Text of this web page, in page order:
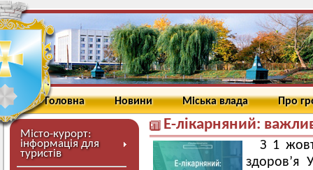
Головна Новини Міська влада Про
Місто-курорт:
інформація для
туристів
Е-лікарняний:
З 1
здоров’я